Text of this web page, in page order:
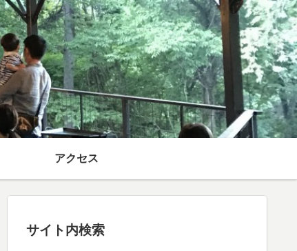
アクセス
サイト内検索